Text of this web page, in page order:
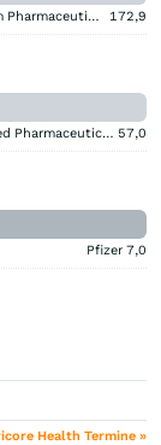
Alnylam Pharmaceuticals 172,9
Oramed Pharmaceuticals 57,0
Pfizer 7,0
Health Termine »